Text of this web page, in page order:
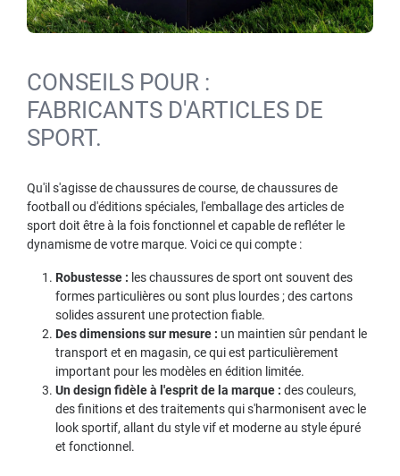
CONSEILS POUR :
FABRICANTS D'ARTICLES DE
SPORT.
Qu'il s'agisse de chaussures de course, de chaussures de
football ou d'éditions spéciales, l'emballage des articles de
sport doit être à la fois fonctionnel et capable de refléter le
dynamisme de votre marque. Voici ce qui compte :
Robustesse : les chaussures de sport ont souvent des
formes particulières ou sont plus lourdes ; des cartons
solides assurent une protection fiable.
Des dimensions sur mesure : un maintien sûr pendant le
transport et en magasin, ce qui est particulièrement
important pour les modèles en édition limitée.
Un design fidèle à l'esprit de la marque : des couleurs,
des finitions et des traitements qui s'harmonisent avec le
look sportif, allant du style vif et moderne au style épuré
et fonctionnel.